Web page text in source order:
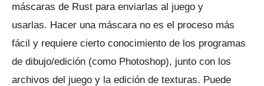
máscaras de Rust para enviarlas al juego y
usarlas. Hacer una máscara no es el proceso más
fácil y requiere cierto conocimiento de los programas
de dibujo/edición (como Photoshop), junto con los
archivos del juego y la edición de texturas. Puede